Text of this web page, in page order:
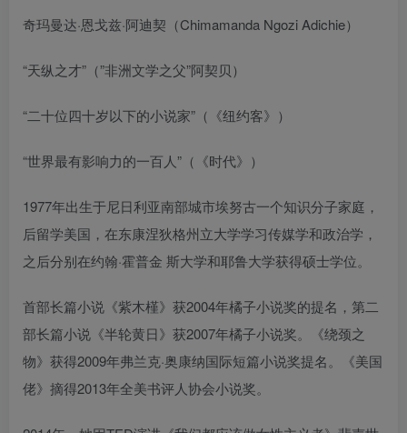
奇玛曼达·恩戈兹·阿迪契（Chimamanda Ngozi Adichie）
“天纵之才”（”非洲文学之父”阿契贝）
“二十位四十岁以下的小说家”（《纽约客》）
“世界最有影响力的一百人”（《时代》）
1977年出生于尼日利亚南部城市埃努古一个知识分子家庭，
后留学美国，在东康涅狄格州立大学学习传媒学和政治学，
之后分别在约翰·霍普金 斯大学和耶鲁大学获得硕士学位。
首部长篇小说《紫木槿》获2004年橘子小说奖的提名，第二
部长篇小说《半轮黄日》获2007年橘子小说奖。《绕颈之
物》获得2009年弗兰克·奥康纳国际短篇小说奖提名。《美国
佬》摘得2013年全美书评人协会小说奖。